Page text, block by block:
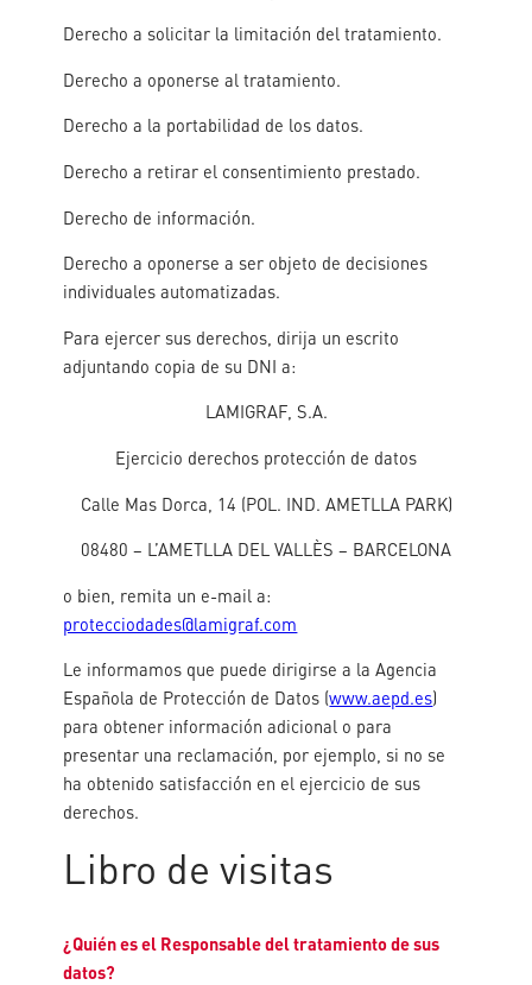
Derecho a solicitar la limitación del tratamiento.
Derecho a oponerse al tratamiento.
Derecho a la portabilidad de los datos.
Derecho a retirar el consentimiento prestado.
Derecho de información.
Derecho a oponerse a ser objeto de decisiones
individuales automatizadas.
Para ejercer sus derechos, dirija un escrito
adjuntando copia de su DNI a:
LAMIGRAF, S.A.
Ejercicio derechos protección de datos
Calle Mas Dorca, 14 (POL. IND. AMETLLA PARK)
08480 – L’AMETLLA DEL VALLÈS – BARCELONA
o bien, remita un e-mail a:
protecciodades@lamigraf.com
Le informamos que puede dirigirse a la Agencia
Española de Protección de Datos (www.aepd.es)
para obtener información adicional o para
presentar una reclamación, por ejemplo, si no se
ha obtenido satisfacción en el ejercicio de sus
derechos.
Libro de visitas
¿Quién es el Responsable del tratamiento de sus
datos?